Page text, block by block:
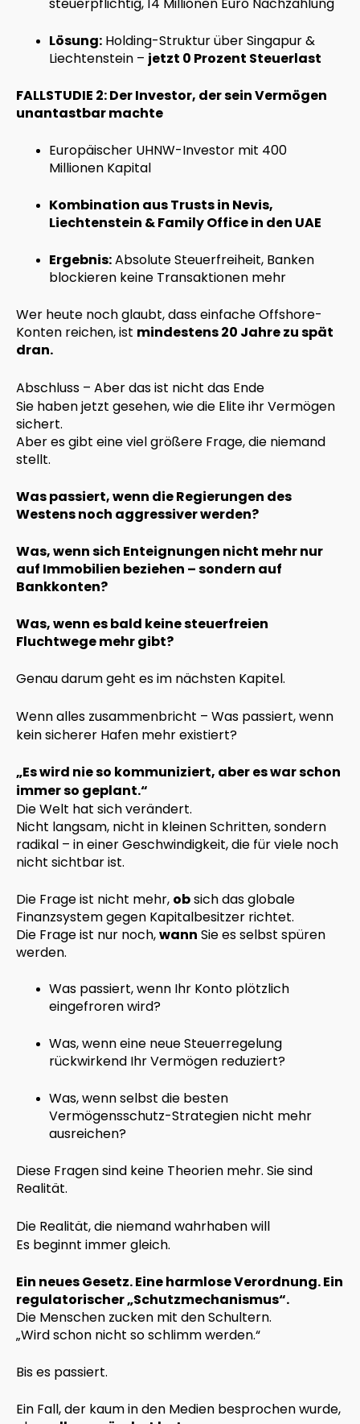
steuerpflichtig, 14 Millionen Euro Nachzahlung
Lösung: Holding-Struktur über Singapur &
Liechtenstein – jetzt 0 Prozent Steuerlast
FALLSTUDIE 2: Der Investor, der sein Vermögen
unantastbar machte
Europäischer UHNW-Investor mit 400
Millionen Kapital
Kombination aus Trusts in Nevis,
Liechtenstein & Family Office in den UAE
Ergebnis:Absolute Steuerfreiheit, Banken
blockieren keine Transaktionen mehr
Wer heute noch glaubt, dass einfache Offshore-
Konten reichen, ist mindestens 20 Jahre zu spät
dran.
Abschluss – Aber das ist nicht das Ende
Sie haben jetzt gesehen, wie die Elite ihr Vermögen
sichert.
Aber es gibt eine viel größere Frage, die niemand
stellt.
Was passiert, wenn die Regierungen des
Westens noch aggressiver werden?
Was, wenn sich Enteignungen nicht mehr nur
auf Immobilien beziehen – sondern auf
Bankkonten?
Was, wenn es bald keine steuerfreien
Fluchtwege mehr gibt?
Genau darum geht es im nächsten Kapitel.
Wenn alles zusammenbricht – Was passiert, wenn
kein sicherer Hafen mehr existiert?
„Es wird nie so kommuniziert, aber es war schon
immer so geplant.“
Die Welt hat sich verändert.
Nicht langsam, nicht in kleinen Schritten, sondern
radikal – in einer Geschwindigkeit, die für viele noch
nicht sichtbar ist.
Die Frage ist nicht mehr, obsich das globale
Finanzsystem gegen Kapitalbesitzer richtet.
Die Frage ist nur noch,wann Sie es selbst spüren
werden.
Was passiert, wenn Ihr Konto plötzlich
eingefroren wird?
Was, wenn eine neue Steuerregelung
rückwirkend Ihr Vermögen reduziert?
Was, wenn selbst die besten
Vermögensschutz-Strategien nicht mehr
ausreichen?
Diese Fragen sind keine Theorien mehr. Sie sind
Realität.
Die Realität, die niemand wahrhaben will
Es beginnt immer gleich.
Ein neues Gesetz. Eine harmlose Verordnung. Ein
regulatorischer „Schutzmechanismus“.
Die Menschen zucken mit den Schultern.
„Wird schon nicht so schlimm werden.“
Bis es passiert.
Ein Fall, der kaum in den Medien besprochen wurde,